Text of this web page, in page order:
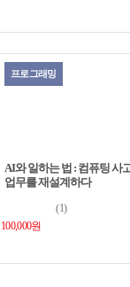
프로그래밍
AI와 일하는 법 : 컴퓨팅 사
업무를 재설계하다
(1)
100,000원